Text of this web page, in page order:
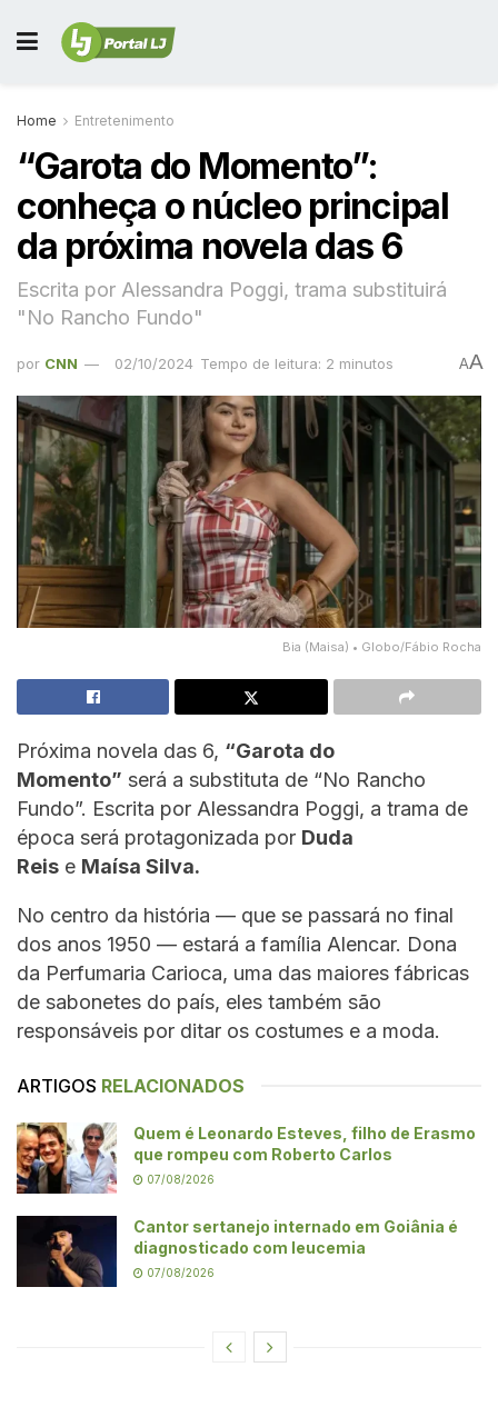
Home Entretenimento
“Garota do Momento”:
conheça o núcleo principal
da próxima novela das 6
Escrita por Alessandra Poggi, trama substituirá
"No Rancho Fundo"
por CNN 02/10/2024 Tempo de leitura: 2 minutos AA
Bia (Maisa) • Globo/Fábio Rocha
Próxima novela das 6, “Garota do
Momento” será a substituta de “No Rancho
Fundo”. Escrita por Alessandra Poggi, a trama de
época será protagonizada por Duda
Reis e Maísa Silva.
No centro da história — que se passará no final
dos anos 1950 — estará a família Alencar. Dona
da Perfumaria Carioca, uma das maiores fábricas
de sabonetes do país, eles também são
responsáveis por ditar os costumes e a moda.
ARTIGOS RELACIONADOS
Quem é Leonardo Esteves, filho de Erasmo
que rompeu com Roberto Carlos
07/08/2026
Cantor sertanejo internado em Goiânia é
diagnosticado com leucemia
07/08/2026